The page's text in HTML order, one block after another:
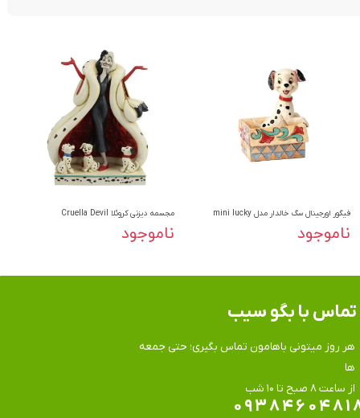
فیگور اورجینال سگ خالدار مدل mini lucky
ناموجود
مجسمه دیزنی کروئلا Cruella Devil
ناموجود
هر روز میتونی باهامون تماس بگیری؛ حتی جمعه
ها
​​​​​​​از ساعت ۸ صبح تا ۱۰ شب
تماس​​​​​​​ با بگو سیب